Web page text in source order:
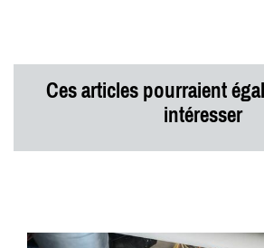
Ces articles pourraient
intéresser